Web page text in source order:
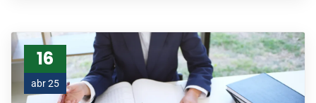
16
abr 25